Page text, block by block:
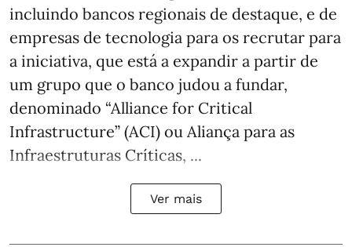
incluindo bancos regionais de destaque, e de
empresas de tecnologia para os recrutar para
a iniciativa, que está a expandir a partir de
um grupo que o banco judou a fundar,
denominado “Alliance for Critical
Infrastructure” (ACI) ou Aliança para as
Infraestruturas Críticas, ...
Ver mais